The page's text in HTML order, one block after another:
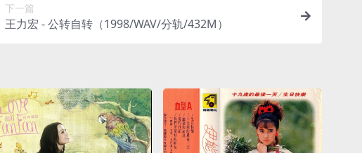
下一篇
王力宏 - 公转自转（1998/WAV/分轨/432M）